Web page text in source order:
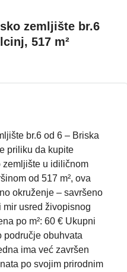
zemljište br.6
517 m²
br.6 od 6 – Briska
priliku da kupite
u idiličnom
od 517 m², ova
okruženje – savršeno
usred živopisnog
po m²: 60 € Ukupni
područje obuhvata
ima već završen
po svojim prirodnim